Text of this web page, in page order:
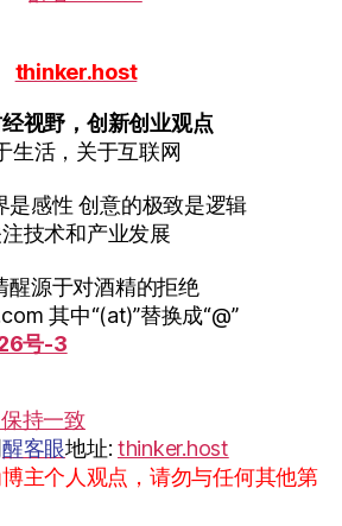
thinker.host
视野，创新创业观点
生活，关于互联网
是感性 创意的极致是逻辑
技术和产业发展
醒源于对酒精的拒绝
其中“(at)”替换成“@”
号-3
保持一致
醒客眼地址: thinker.host
主个人观点，请勿与任何其他第